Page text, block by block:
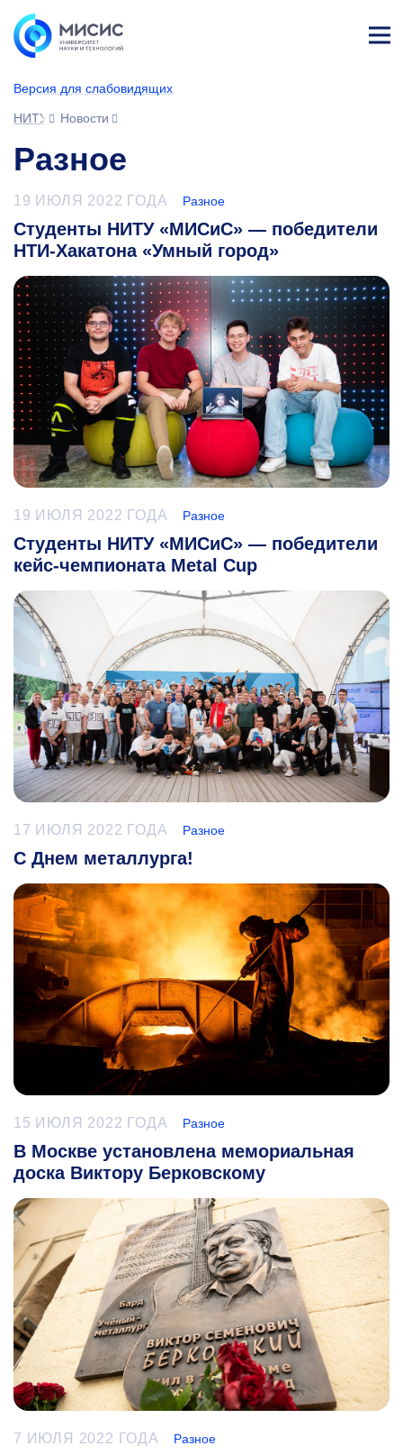
Версия для слабовидящих
НИТУ МИСИС
Новости
Разное
19 ИЮЛЯ 2022 ГОДА Разное
Студенты НИТУ «МИСиС» — победители
НТИ-Хакатона «Умный город»
19 ИЮЛЯ 2022 ГОДА Разное
Студенты НИТУ «МИСиС» — победители
кейс-чемпионата Metal Cup
17 ИЮЛЯ 2022 ГОДА Разное
С Днем металлурга!
15 ИЮЛЯ 2022 ГОДА Разное
В Москве установлена мемориальная
доска Виктору Берковскому
7 ИЮЛЯ 2022 ГОДА Разное